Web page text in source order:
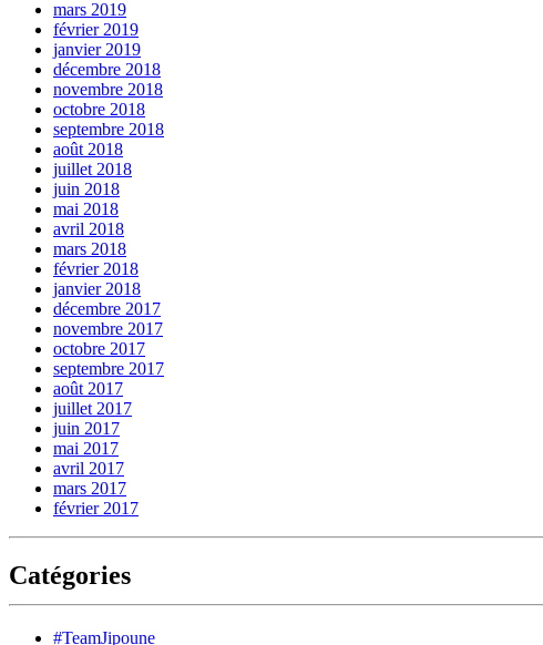
mars 2019
février 2019
janvier 2019
décembre 2018
novembre 2018
octobre 2018
septembre 2018
août 2018
juillet 2018
juin 2018
mai 2018
avril 2018
mars 2018
février 2018
janvier 2018
décembre 2017
novembre 2017
octobre 2017
septembre 2017
août 2017
juillet 2017
juin 2017
mai 2017
avril 2017
mars 2017
février 2017
Catégories
#TeamJipoune